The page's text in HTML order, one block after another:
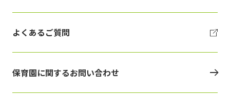
よくあるご質問
保育園に関するお問い合わせ